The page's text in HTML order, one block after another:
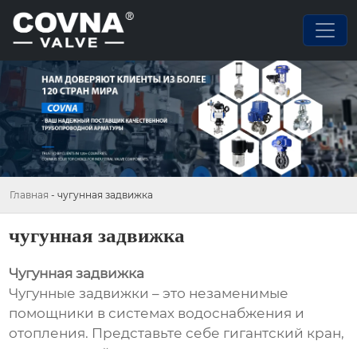
Главная - чугунная задвижка
чугунная задвижка
Чугунная задвижка
Чугунные задвижки – это незаменимые
помощники в системах водоснабжения и
отопления. Представьте себе гигантский кран,